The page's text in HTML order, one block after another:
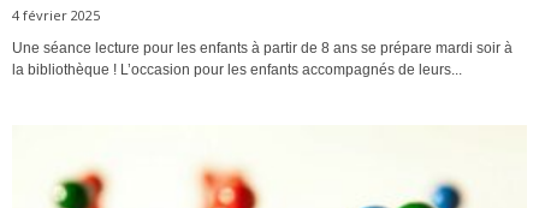
4 février 2025
Une séance lecture pour les enfants à partir de 8 ans se prépare mardi soir à
la bibliothèque ! L’occasion pour les enfants accompagnés de leurs...